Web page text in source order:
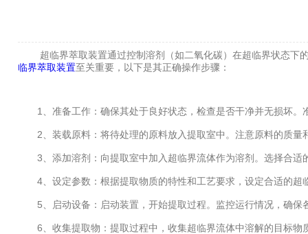
超临界萃取装置通过控制溶剂（如二氧化碳）在超临界状态下的
临界萃取装置至关重要，以下是其正确操作步骤：
1、准备工作：确保其处于良好状态，检查是否干净并无损坏。
2、装载原料：将待处理的原料放入提取室中。注意原料的质量
3、添加溶剂：向提取室中加入超临界流体作为溶剂。选择合适
4、设定参数：根据提取物质的特性和工艺要求，设定合适的超
5、启动设备：启动装置，开始提取过程。监控运行情况，确保
6、收集提取物：提取过程中，收集超临界流体中溶解的目标物